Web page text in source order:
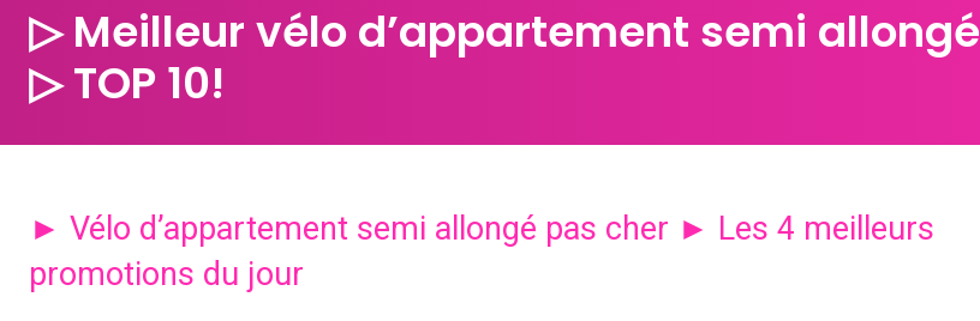
▷ Meilleur vélo d’appartement semi
▷ TOP 10!
► Vélo d’appartement semi allongé pas cher ► Les 4 meilleurs
promotions du jour